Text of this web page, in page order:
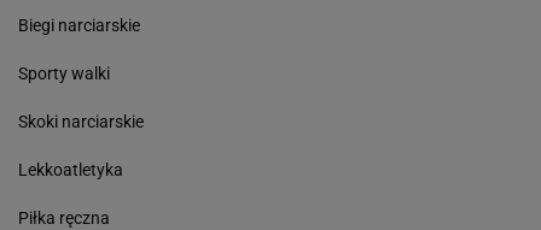
Biegi narciarskie
Sporty walki
Skoki narciarskie
Lekkoatletyka
Piłka ręczna